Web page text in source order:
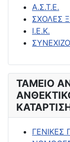
Α.Σ.Τ.Ε.
ΣΧΟΛΕΣ
Ι.Ε.Κ.
ΤΑΜΕΙΟ
ΓΕΝΙΚΕΣ